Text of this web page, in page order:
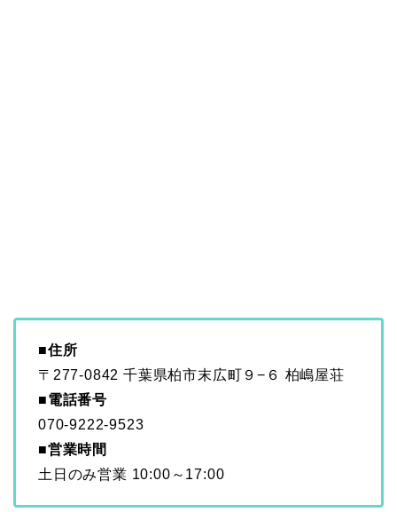
■住所
〒277-0842 千葉県柏市末広町９−６ 柏嶋屋荘
■電話番号
070-9222-9523
■営業時間
土日のみ営業 10:00～17:00